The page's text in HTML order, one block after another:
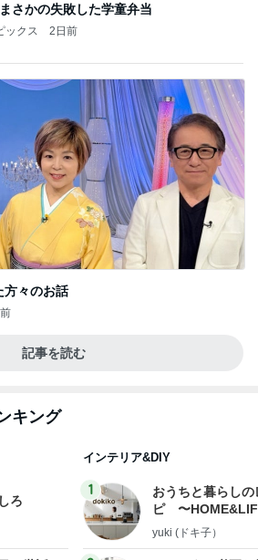
さかの失敗した学童弁当
ックス 2日前
方々のお話
記事を読む
キング
ろ
インテリア&DIY
1
おうちと暮らしの
ピ 〜
yuki (ドキ子）